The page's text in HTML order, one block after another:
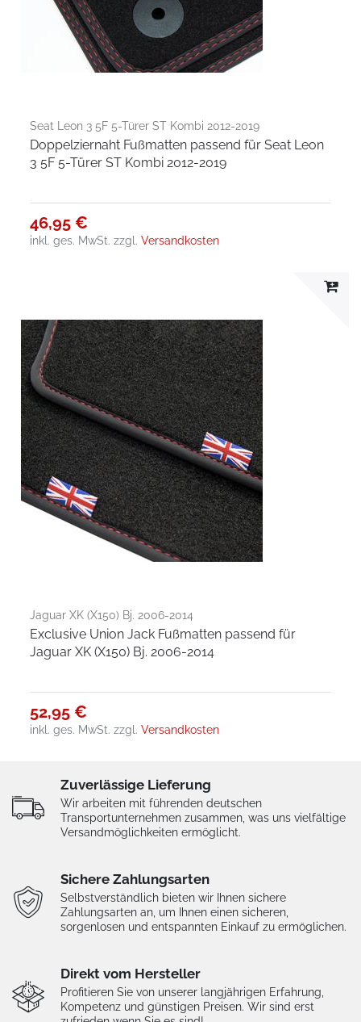
Seat Leon 3 5F 5-Türer ST Kombi 2012-2019
Doppelziernaht Fußmatten passend für Seat Leon
3 5F 5-Türer ST Kombi 2012-2019
46,95 €
inkl. ges. MwSt. zzgl.Versandkosten
Jaguar XK (X150) Bj. 2006-2014
Exclusive Union Jack Fußmatten passend für
Jaguar XK (X150) Bj. 2006-2014
52,95 €
inkl. ges. MwSt. zzgl.Versandkosten
Zuverlässige Lieferung
Wir arbeiten mit führenden deutschen
Transportunternehmen zusammen, was uns vielfältige
Versandmöglichkeiten ermöglicht.
Sichere Zahlungsarten
Selbstverständlich bieten wir Ihnen sichere
Zahlungsarten an, um Ihnen einen sicheren,
sorgenlosen und entspannten Einkauf zu ermöglichen.
Direkt vom Hersteller
Profitieren Sie von unserer langjährigen Erfahrung,
Kompetenz und günstigen Preisen. Wir sind erst